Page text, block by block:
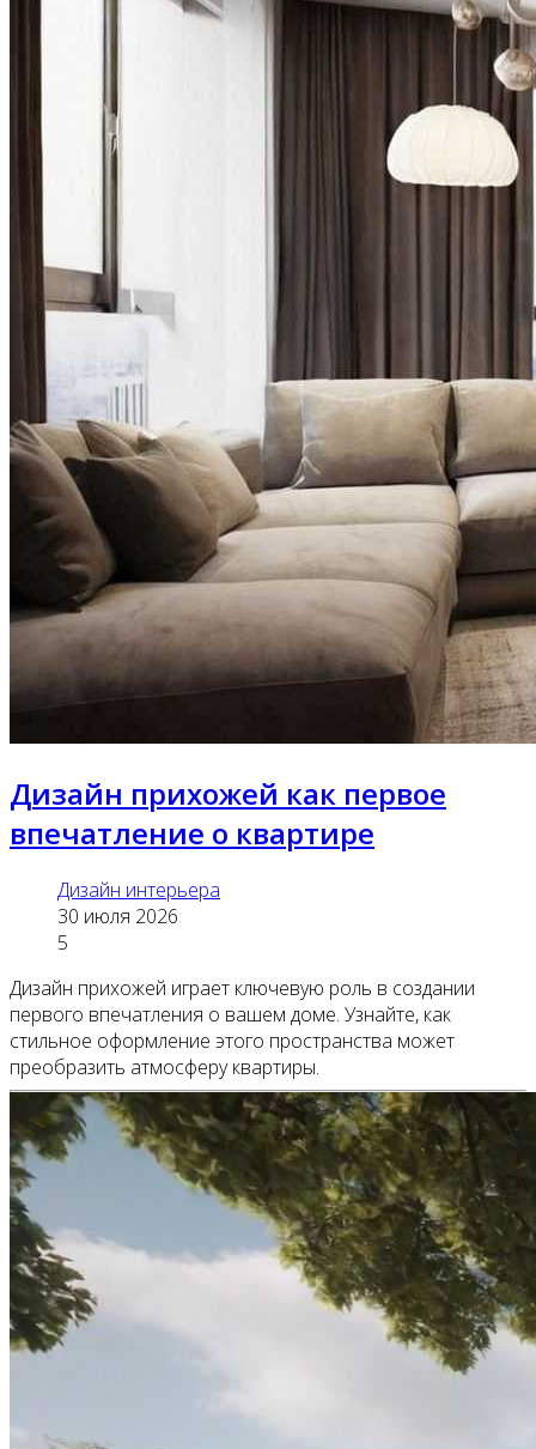
Дизайн прихожей как первое
впечатление о квартире
Дизайн интерьера
30 июля 2026
5
Дизайн прихожей играет ключевую роль в создании
первого впечатления о вашем доме. Узнайте, как
стильное оформление этого пространства может
преобразить атмосферу квартиры.